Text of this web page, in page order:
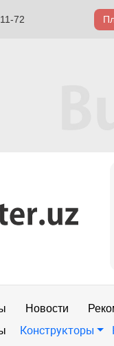
72
Новости
Конструкторы